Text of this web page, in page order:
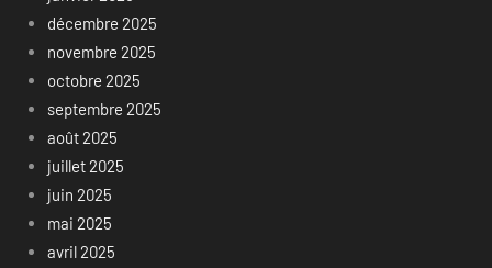
décembre 2025
novembre 2025
octobre 2025
septembre 2025
août 2025
juillet 2025
juin 2025
mai 2025
avril 2025